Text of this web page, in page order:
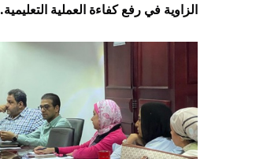
الزاوية في رفع كفاءة العملية التعليمية.